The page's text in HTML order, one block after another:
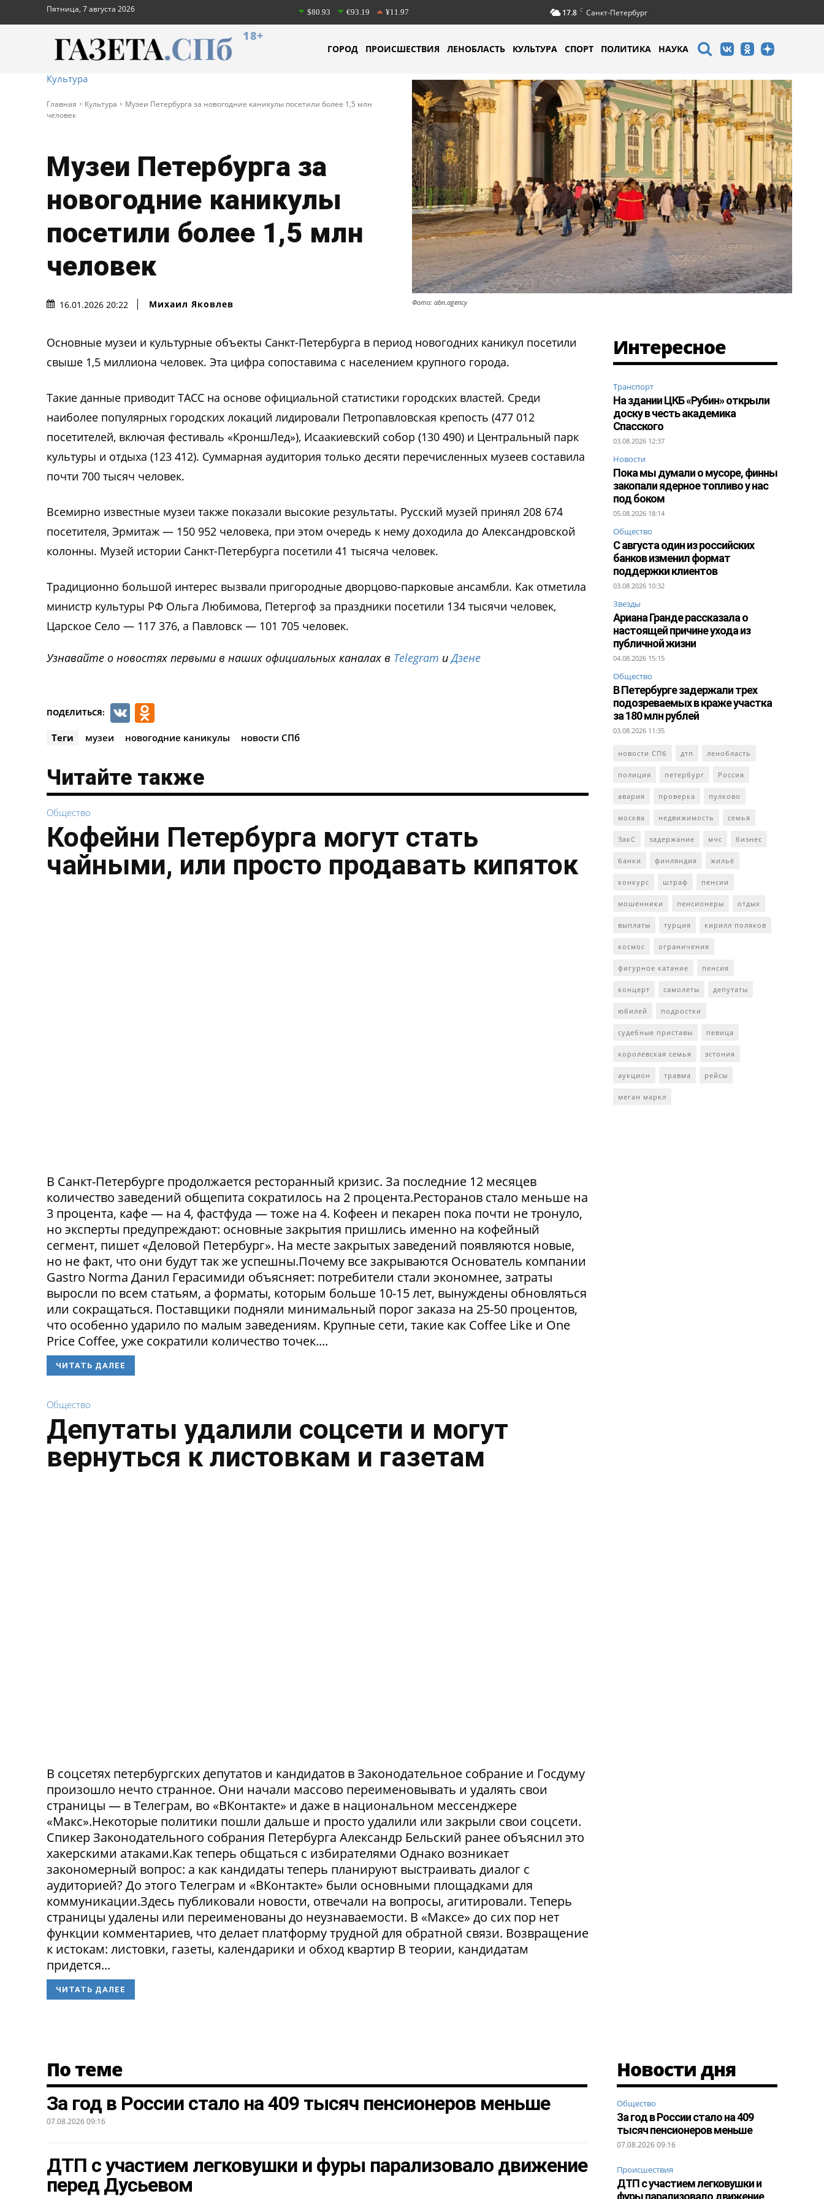
Пятница, 7 августа 2026 $80.93 €93.19 ¥11.97 17.8 C Санкт-Петербург
18+
ГОРОД ПРОИСШЕСТВИЯ ЛЕНОБЛАСТЬ КУЛЬТУРА СПОРТ ПОЛИТИКА НАУКА
Культура
Главная Культура
Музеи Петербурга за новогодние каникулы посетили более 1,5 млн
человек
Музеи Петербурга за
новогодние каникулы
посетили более 1,5 млн
человек
16.01.2026 20:22 Михаил Яковлев Фото: abn.agency
Основные музеи и культурные объекты Санкт-Петербурга в период новогодних каникул посетили
свыше 1,5 миллиона человек. Эта цифра сопоставима с населением крупного города.
Такие данные приводит ТАСС на основе официальной статистики городских властей. Среди
наиболее популярных городских локаций лидировали Петропавловская крепость (477 012
посетителей, включая фестиваль «КроншЛед»), Исаакиевский собор (130 490) и Центральный парк
культуры и отдыха (123 412). Суммарная аудитория только десяти перечисленных музеев составила
почти 700 тысяч человек.
Всемирно известные музеи также показали высокие результаты. Русский музей принял 208 674
посетителя, Эрмитаж — 150 952 человека, при этом очередь к нему доходила до Александровской
колонны. Музей истории Санкт-Петербурга посетили 41 тысяча человек.
Традиционно большой интерес вызвали пригородные дворцово-парковые ансамбли. Как отметила
министр культуры РФ Ольга Любимова, Петергоф за праздники посетили 134 тысячи человек,
Царское Село — 117 376, а Павловск — 101 705 человек.
Узнавайте о новостях первыми в наших официальных каналах в Telegram иДзене
ПОДЕЛИТЬСЯ: VK
Теги музеи новогодние каникулы новости СПб
Читайте также
Общество
Кофейни Петербурга могут стать
чайными, или просто продавать кипяток
В Санкт-Петербурге продолжается ресторанный кризис. За последние 12 месяцев
количество заведений общепита сократилось на 2 процента.Ресторанов стало меньше на
3 процента, кафе — на 4, фастфуда — тоже на 4. Кофеен и пекарен пока почти не тронуло,
но эксперты предупреждают: основные закрытия пришлись именно на кофейный
сегмент, пишет «Деловой Петербург». На месте закрытых заведений появляются новые,
но не факт, что они будут так же успешны.Почему все закрываются Основатель компании
Gastro Norma Данил Герасимиди объясняет: потребители стали экономнее, затраты
выросли по всем статьям, а форматы, которым больше 10-15 лет, вынуждены обновляться
или сокращаться. Поставщики подняли минимальный порог заказа на 25-50 процентов,
что особенно ударило по малым заведениям. Крупные сети, такие как Coffee Like и One
Price Coffee, уже сократили количество точек....
ЧИТАТЬ ДАЛЕЕ
Общество
Депутаты удалили соцсети и могут
вернуться к листовкам и газетам
В соцсетях петербургских депутатов и кандидатов в Законодательное собрание и Госдуму
произошло нечто странное. Они начали массово переименовывать и удалять свои
страницы — в Телеграм, во «ВКонтакте» и даже в национальном мессенджере
«Макс».Некоторые политики пошли дальше и просто удалили или закрыли свои соцсети.
Спикер Законодательного собрания Петербурга Александр Бельский ранее объяснил это
хакерскими атаками.Как теперь общаться с избирателями Однако возникает
закономерный вопрос: а как кандидаты теперь планируют выстраивать диалог с
аудиторией? До этого Телеграм и «ВКонтакте» были основными площадками для
коммуникации.Здесь публиковали новости, отвечали на вопросы, агитировали. Теперь
страницы удалены или переименованы до неузнаваемости. В «Максе» до сих пор нет
функции комментариев, что делает платформу трудной для обратной связи. Возвращение
к истокам: листовки, газеты, календарики и обход квартир В теории, кандидатам
придется...
ЧИТАТЬ ДАЛЕЕ
Интересное
Транспорт
На здании ЦКБ «Рубин» открыли
доску в честь академика
Спасского
03.08.2026 12:37
Новости
Пока мы думали о мусоре, финны
закопали ядерное топливо у нас
под боком
05.08.2026 18:14
Общество
С августа один из российских
банков изменил формат
поддержки клиентов
03.08.2026 10:32
Звезды
Ариана Гранде рассказала о
настоящей причине ухода из
публичной жизни
04.08.2026 15:15
Общество
В Петербурге задержали трех
подозреваемых в краже участка
за 180 млн рублей
03.08.2026 11:35
новости СПб дтп ленобласть
полиция петербург Россия
авария проверка пулково
москва недвижимость семья
ЗакС задержание мчс бизнес
банки финляндия жильё
конкурс штраф пенсии
мошенники пенсионеры отдых
выплаты турция кирилл поляков
космос ограничения
фигурное катание пенсия
концерт самолеты депутаты
юбилей подростки
судебные приставы певица
королевская семья эстония
аукцион травма рейсы
меган маркл
Новости дня
Общество
За год в России стало на 409
тысяч пенсионеров меньше
07.08.2026 09:16
Происшествия
ДТП с участием легковушки и
фуры парализовало движение
По теме
За год в России стало на 409 тысяч пенсионеров меньше
07.08.2026 09:16
ДТП с участием легковушки и фуры парализовало движение
перед Дусьевом